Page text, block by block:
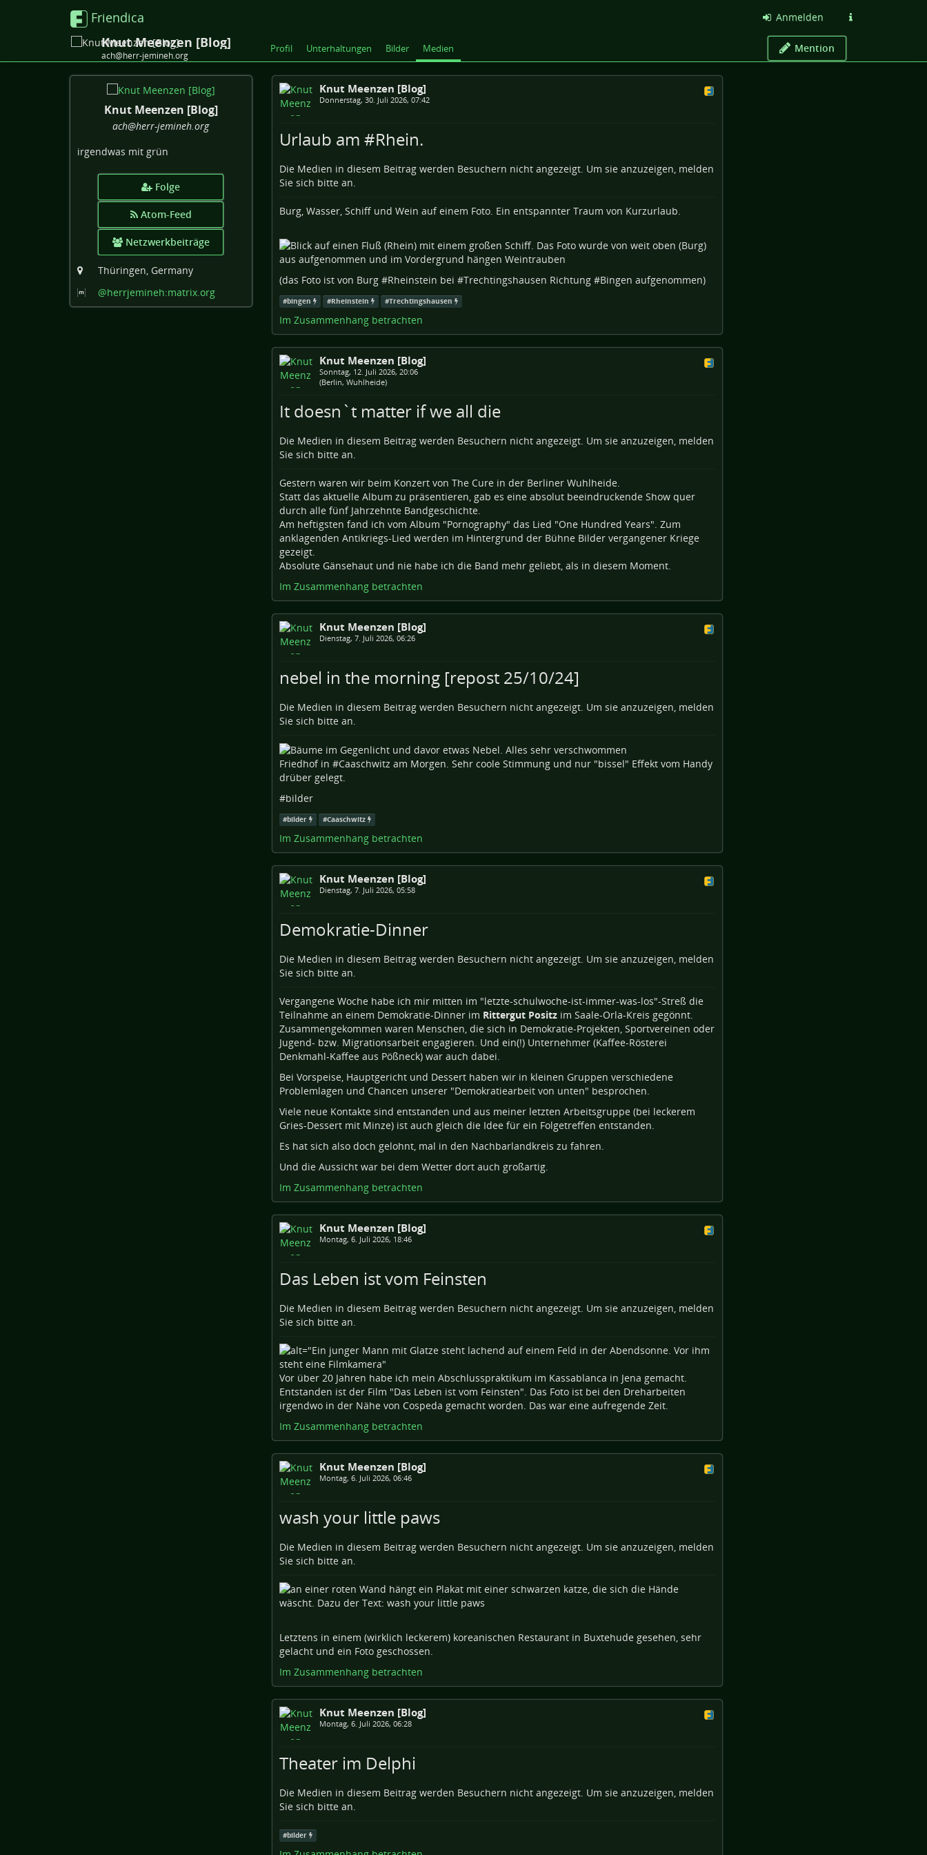
Friendica Anmelden
Knut Meenzen [Blog]
ach@herr-jemineh.org
Profil Unterhaltungen Bilder Medien Mention
Knut Meenzen [Blog]
ach@herr-jemineh.org
irgendwas mit grün
Folge
Atom-Feed
Netzwerkbeiträge
Thüringen, Germany
@herrjemineh:matrix.org
Knut Meenzen [Blog]
Donnerstag, 30. Juli 2026, 07:42
Urlaub am #Rhein.
Die Medien in diesem Beitrag werden Besuchern nicht angezeigt. Um sie anzuzeigen, melden
Sie sich bitte an.
Burg, Wasser, Schiff und Wein auf einem Foto. Ein entspannter Traum von Kurzurlaub.
(das Foto ist von Burg #Rheinstein bei #Trechtingshausen Richtung #Bingen aufgenommen)
#bingen #Rheinstein #Trechtingshausen
Im Zusammenhang betrachten
Knut Meenzen [Blog]
Sonntag, 12. Juli 2026, 20:06
(Berlin, Wuhlheide)
It doesn`t matter if we all die
Die Medien in diesem Beitrag werden Besuchern nicht angezeigt. Um sie anzuzeigen, melden
Sie sich bitte an.
Gestern waren wir beim Konzert von The Cure in der Berliner Wuhlheide.
Statt das aktuelle Album zu präsentieren, gab es eine absolut beeindruckende Show quer
durch alle fünf Jahrzehnte Bandgeschichte.
Am heftigsten fand ich vom Album "Pornography" das Lied "One Hundred Years". Zum
anklagenden Antikriegs-Lied werden im Hintergrund der Bühne Bilder vergangener Kriege
gezeigt.
Absolute Gänsehaut und nie habe ich die Band mehr geliebt, als in diesem Moment.
Im Zusammenhang betrachten
Knut Meenzen [Blog]
Dienstag, 7. Juli 2026, 06:26
nebel in the morning [repost 25/10/24]
Die Medien in diesem Beitrag werden Besuchern nicht angezeigt. Um sie anzuzeigen, melden
Sie sich bitte an.
Friedhof in #Caaschwitz am Morgen. Sehr coole Stimmung und nur "bissel" Effekt vom Handy
drüber gelegt.
#bilder
#bilder #Caaschwitz
Im Zusammenhang betrachten
Knut Meenzen [Blog]
Dienstag, 7. Juli 2026, 05:58
Demokratie-Dinner
Die Medien in diesem Beitrag werden Besuchern nicht angezeigt. Um sie anzuzeigen, melden
Sie sich bitte an.
Vergangene Woche habe ich mir mitten im "letzte-schulwoche-ist-immer-was-los"-Streß die
Teilnahme an einem Demokratie-Dinner im Rittergut Positzim Saale-Orla-Kreis gegönnt.
Zusammengekommen waren Menschen, die sich in Demokratie-Projekten, Sportvereinen oder
Jugend- bzw. Migrationsarbeit engagieren. Und ein(!) Unternehmer (Kaffee-Rösterei
Denkmahl-Kaffee aus Pößneck) war auch dabei.
Bei Vorspeise, Hauptgericht und Dessert haben wir in kleinen Gruppen verschiedene
Problemlagen und Chancen unserer "Demokratiearbeit von unten" besprochen.
Viele neue Kontakte sind entstanden und aus meiner letzten Arbeitsgruppe (bei leckerem
Gries-Dessert mit Minze) ist auch gleich die Idee für ein Folgetreffen entstanden.
Es hat sich also doch gelohnt, mal in den Nachbarlandkreis zu fahren.
Und die Aussicht war bei dem Wetter dort auch großartig.
Im Zusammenhang betrachten
Knut Meenzen [Blog]
Montag, 6. Juli 2026, 18:46
Das Leben ist vom Feinsten
Die Medien in diesem Beitrag werden Besuchern nicht angezeigt. Um sie anzuzeigen, melden
Sie sich bitte an.
Vor über 20 Jahren habe ich mein Abschlusspraktikum im Kassablanca in Jena gemacht.
Entstanden ist der Film "Das Leben ist vom Feinsten". Das Foto ist bei den Dreharbeiten
irgendwo in der Nähe von Cospeda gemacht worden. Das war eine aufregende Zeit.
Im Zusammenhang betrachten
Knut Meenzen [Blog]
Montag, 6. Juli 2026, 06:46
wash your little paws
Die Medien in diesem Beitrag werden Besuchern nicht angezeigt. Um sie anzuzeigen, melden
Sie sich bitte an.
Letztens in einem (wirklich leckerem) koreanischen Restaurant in Buxtehude gesehen, sehr
gelacht und ein Foto geschossen.
Im Zusammenhang betrachten
Knut Meenzen [Blog]
Montag, 6. Juli 2026, 06:28
Theater im Delphi
Die Medien in diesem Beitrag werden Besuchern nicht angezeigt. Um sie anzuzeigen, melden
Sie sich bitte an.
#bilder